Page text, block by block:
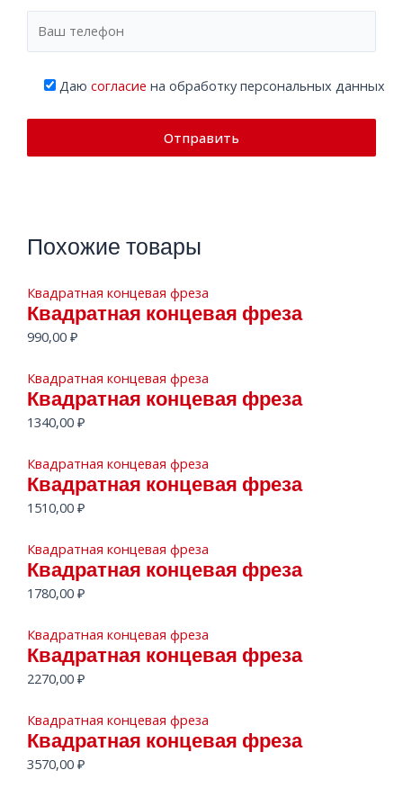
Даю согласие на обработку персональных данных
Похожие товары
Квадратная концевая фреза
Квадратная концевая фреза
990,00 ₽
Квадратная концевая фреза
Квадратная концевая фреза
1340,00 ₽
Квадратная концевая фреза
Квадратная концевая фреза
1510,00 ₽
Квадратная концевая фреза
Квадратная концевая фреза
1780,00 ₽
Квадратная концевая фреза
Квадратная концевая фреза
2270,00 ₽
Квадратная концевая фреза
Квадратная концевая фреза
3570,00 ₽